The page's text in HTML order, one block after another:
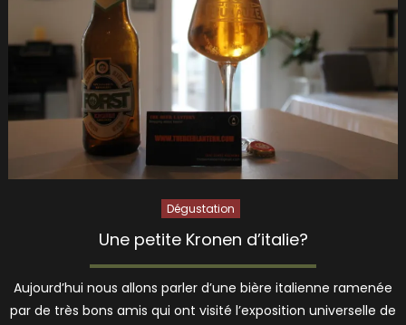
Dégustation
Une petite Kronen d’italie?
Aujourd’hui nous allons parler d’une bière italienne ramenée
par de très bons amis qui ont visité l’exposition universelle de